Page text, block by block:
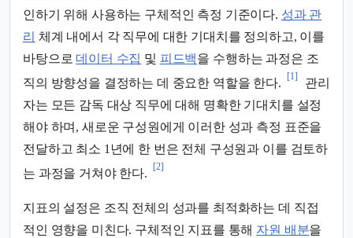
인하기 위해 사용하는 구체적인 측정 기준이다. 성과 관
리 체계 내에서 각 직무에 대한 기대치를 정의하고, 이를
바탕으로데이터 수집 및 피드백을 수행하는 과정은 조
직의 방향성을 결정하는 데 중요한 역할을 한다.
[1]
관리
자는 모든 감독 대상 직무에 대해 명확한 기대치를 설정
해야 하며, 새로운 구성원에게 이러한 성과 측정 표준을
전달하고 최소 1년에 한 번은 전체 구성원과 이를 검토하
는 과정을 거쳐야 한다.
[2]
지표의 설정은 조직 전체의 성과를 최적화하는 데 직접
적인 영향을 미친다. 구체적인 지표를 통해 자원 배분을